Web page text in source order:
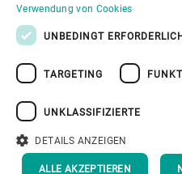
Youtube Privacy Policy
Verwendung von Cookies
UNBEDINGT
TARGETING
UNKLASSIFIZIERTE
DETAILS ANZEIGEN
ALLE AKZEPTIEREN